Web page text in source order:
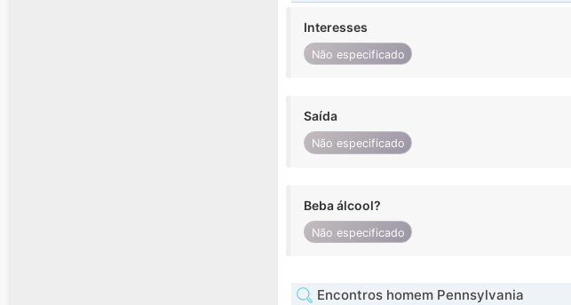
Interesses
Não especificado
Saída
Não especificado
Beba álcool?
Não especificado
Encontros homem Pennsylvania